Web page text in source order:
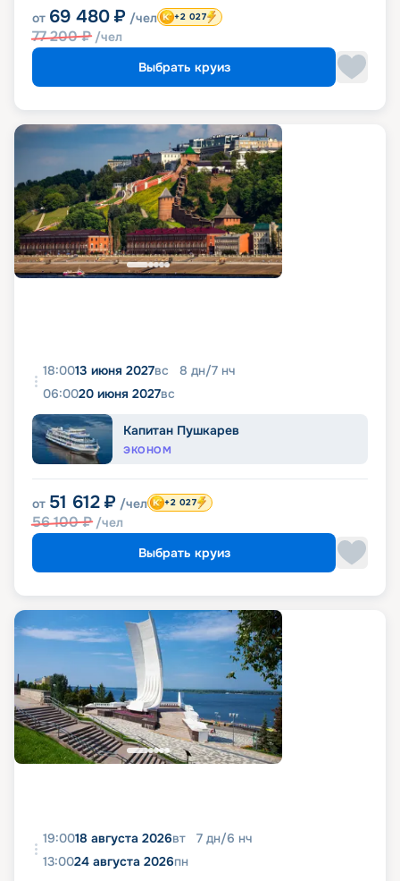
от 69 480 ₽ /чел
77 200₽ /чел
+2 027
Выбрать круиз
18:0013 июня 2027вс 8 дн/7 нч
06:0020 июня 2027вс
Капитан Пушкарев
ЭКОНОМ
от 51 612 ₽ /чел
56 100₽ /чел
+2 027
Выбрать круиз
19:0018 августа 2026вт 7 дн/6 нч
13:0024 августа 2026пн